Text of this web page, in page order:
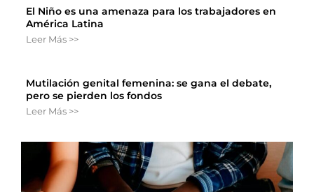
El Niño es una amenaza para los trabajadores en
América Latina
Leer Más >>
Mutilación genital femenina: se gana el debate,
pero se pierden los fondos
Leer Más >>